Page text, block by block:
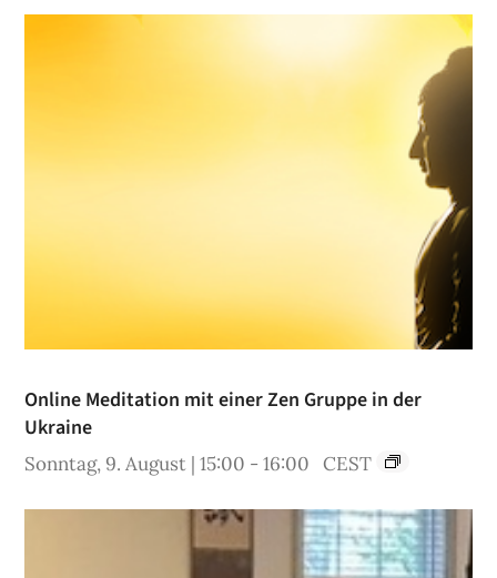
Online Meditation mit einer Zen Gruppe in der
Ukraine
Sonntag, 9. August | 15:00 -16:00 CEST